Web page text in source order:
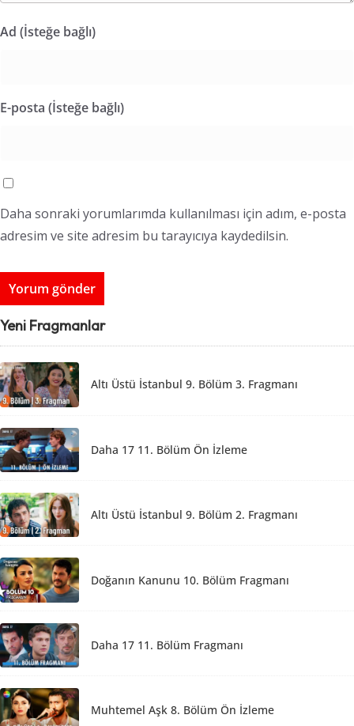
Ad (İsteğe bağlı)
E-posta (İsteğe bağlı)
Daha sonraki yorumlarımda kullanılması için adım, e-posta
adresim ve site adresim bu tarayıcıya kaydedilsin.
Yeni Fragmanlar
Altı Üstü İstanbul 9. Bölüm 3. Fragmanı
Daha 17 11. Bölüm Ön İzleme
Altı Üstü İstanbul 9. Bölüm 2. Fragmanı
Doğanın Kanunu 10. Bölüm Fragmanı
Daha 17 11. Bölüm Fragmanı
Muhtemel Aşk 8. Bölüm Ön İzleme